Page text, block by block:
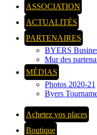
ASSOCIATION
ACTUALITÉS
PARTENAIRES
BYERS
Mur des
MÉDIAS
Photos 2020-21
Byers
Achetez vos places
Boutique